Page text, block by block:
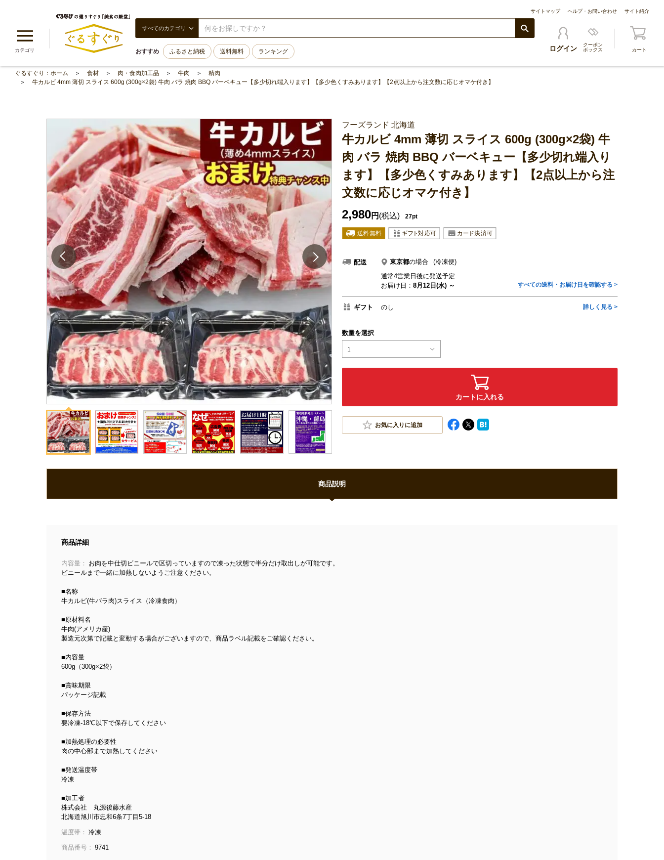
サイトマップ ヘルプ・お問い合わせ サイト紹介
カテゴリ
すべてのカテゴリ
おすすめ ふるさと納税 送料無料 ランキング ログイン
クーポン
ボックス
カート
ぐるすぐり：ホーム 食材 肉・食肉加工品 牛肉
精肉
牛カルビ 4mm 薄切 スライス 600g (300g×2袋) 牛肉 バラ 焼肉 BBQ バーベキュー【多少切れ端入ります】【多少色くすみあります】【2点以上から注文数に応じオマケ付き】
フーズランド 北海道
牛カルビ 4mm 薄切 スライス 600g (300g×2袋) 牛
肉 バラ 焼肉 BBQ バーベキュー【多少切れ端入り
ます】【多少色くすみあります】【2点以上から注
文数に応じオマケ付き】
2,980円 (税込) 27pt
配送 東京都の場合
(冷凍便)
通常4営業日後に発送予定
お届け日： 8月12日(水) ～ すべての送料・お届け日を確認する >
ギフト のし 詳しく見る >
数量を選択
1
カートに入れる
お気に入りに追加
商品説明
商品詳細
内容量：
お肉を中仕切ビニールで区切っていますので凍った状態で半分だけ取出しが可能です。
ビニールまで一緒に加熱しないようご注意ください。
■名称
牛カルビ(牛バラ肉)スライス（冷凍食肉）
■原材料名
牛肉(アメリカ産)
製造元次第で記載と変動する場合がございますので、商品ラベル記載をご確認ください。
■内容量
600g（300g×2袋）
■賞味期限
パッケージ記載
■保存方法
要冷凍-18℃以下で保存してください
■加熱処理の必要性
肉の中心部まで加熱してください
■発送温度帯
冷凍
■加工者
株式会社 丸源後藤水産
北海道旭川市忠和6条7丁目5-18
温度帯： 冷凍
商品番号： 9741